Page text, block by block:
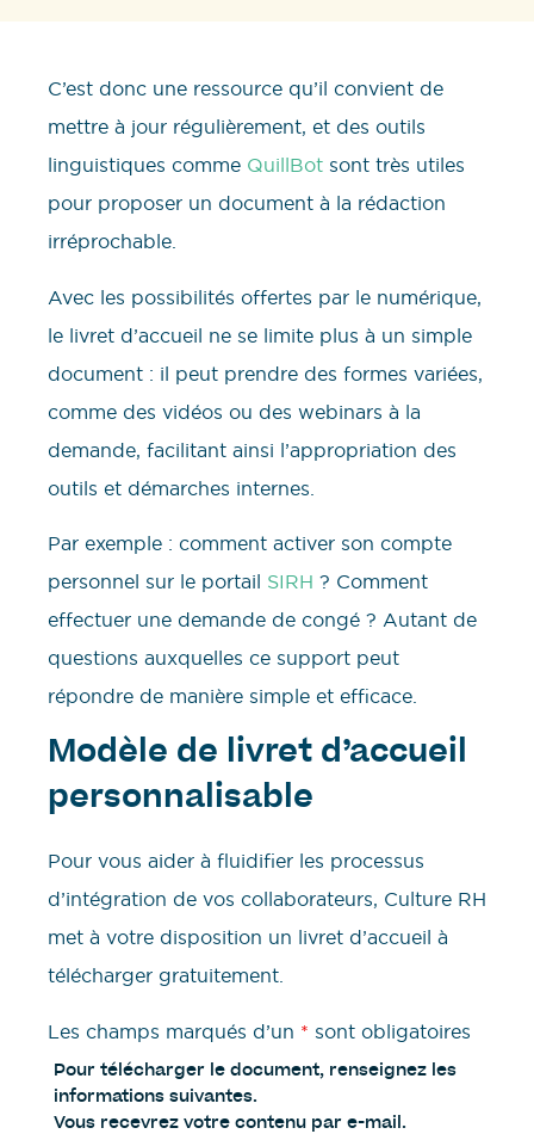
C’est donc une ressource qu’il convient de
mettre à jour régulièrement, et des outils
linguistiques comme QuillBot sont très utiles
pour proposer un document à la rédaction
irréprochable.
Avec les possibilités offertes par le numérique,
le livret d’accueil ne se limite plus à un simple
document : il peut prendre des formes variées,
comme des vidéos ou des webinars à la
demande, facilitant ainsi l’appropriation des
outils et démarches internes.
Par exemple : comment activer son compte
personnel sur le portail SIRH ? Comment
effectuer une demande de congé ? Autant de
questions auxquelles ce support peut
répondre de manière simple et efficace.
Modèle de livret d’accueil
personnalisable
Pour vous aider à fluidifier les processus
d’intégration de vos collaborateurs, Culture RH
met à votre disposition un livret d’accueil à
télécharger gratuitement.
Les champs marqués d’un * sont obligatoires
Pour télécharger le document, renseignez les
informations suivantes.
Vous recevrez votre contenu par e-mail.